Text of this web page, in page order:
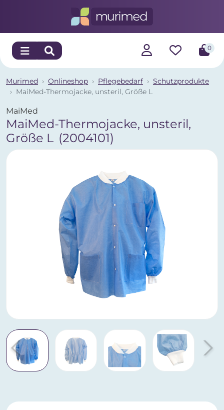
0
Murimed Onlineshop Pflegebedarf
Schutzprodukte
MaiMed-Thermojacke, unsteril, Größe L
MaiMed
MaiMed-Thermojacke, unsteril,
Größe L (2004101)